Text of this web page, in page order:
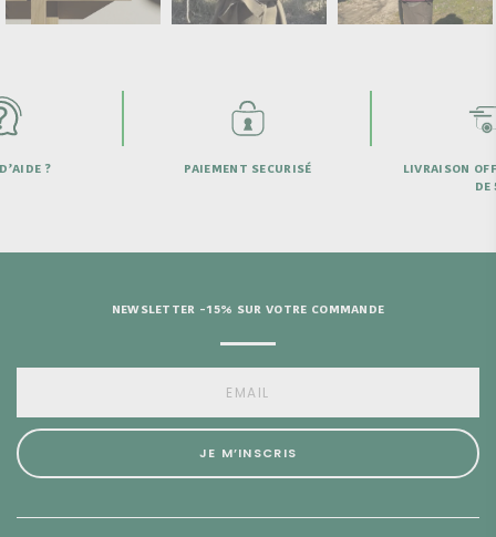
? PAIEMENT SECURISÉ
LIVRAISON
DE
NEWSLETTER -15% SUR VOTRE COMMANDE
JE M’INSCRIS